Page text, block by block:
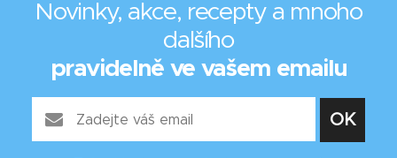
Novinky, akce, recepty a mnoho
dalšího
pravidelně ve vašem emailu